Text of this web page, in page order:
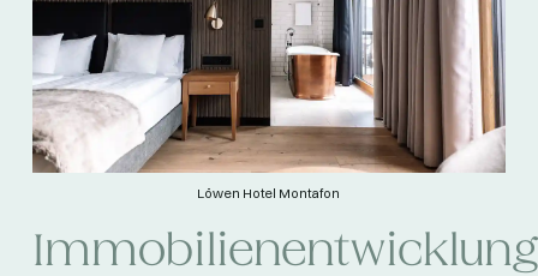
Löwen Hotel Montafon
Immobilienentwicklung